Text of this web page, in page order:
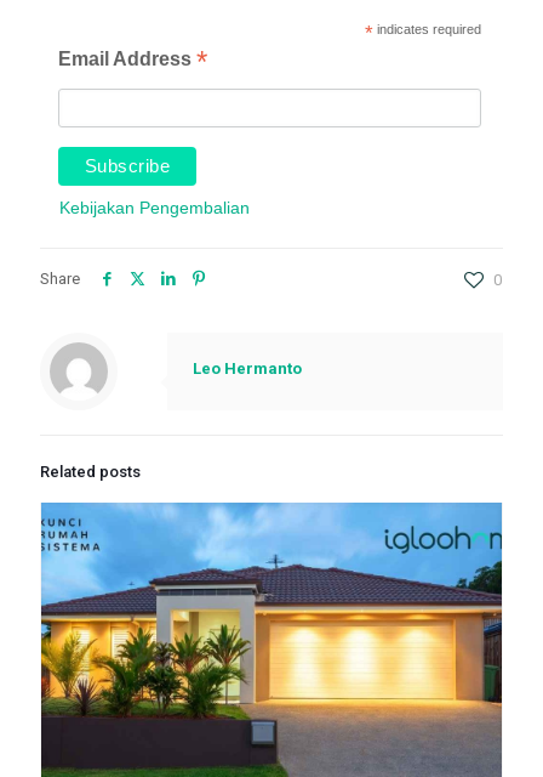
*indicates required
Email Address*
Kebijakan Pengembalian
Share 0
Leo Hermanto
Related posts